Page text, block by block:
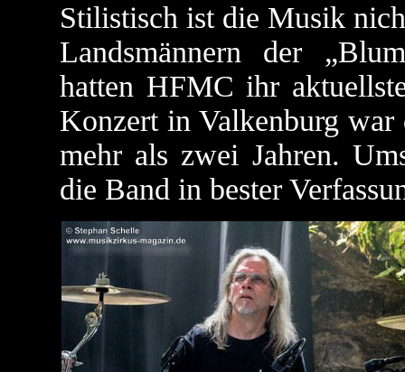
Stilistisch ist die Musik
Landsmännern der
hatten HFMC ihr
Konzert in Valkenburg
mehr als zwei Jahren.
die Band in bester